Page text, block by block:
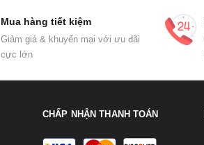
Mua hàng tiết kiệm
Giảm giá & khuyến mại với ưu đãi
cực lớn
CHẤP NHẬN THANH TOÁN